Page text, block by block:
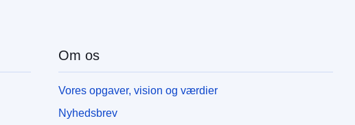
Om os
Vores opgaver, vision og værdier
Nyhedsbrev